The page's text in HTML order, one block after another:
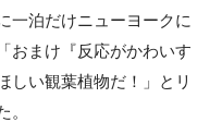
一泊だけニューヨークに
おまけ『反応がかわいす
しい観葉植物だ！」とリ
。